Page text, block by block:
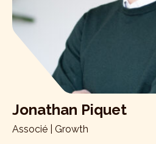
Jonathan Piquet
Associé | Growth